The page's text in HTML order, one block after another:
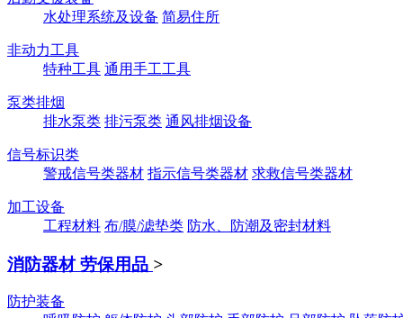
水处理系统及设备 简易住所
非动力工具
特种工具 通用手工工具
泵类排烟
排水泵类 排污泵类 通风排烟设备
信号标识类
警戒信号类器材 指示信号类器材 求救信号类器材
加工设备
工程材料 布/膜/滤垫类 防水、防潮及密封材料
消防器材 劳保用品 >
防护装备